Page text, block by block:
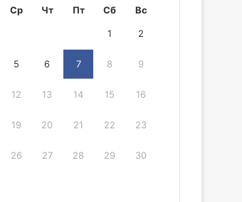
Ср Чт Пт Сб Вс
1 2
5 6 7 8 9
12 13 14 15 16
19 20 21 22 23
26 27 28 29 30